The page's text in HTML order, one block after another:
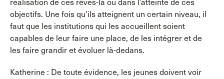
réalisation de ces rêves-là ou dans l’atteinte de ces
objectifs. Une fois qu'ils atteignent un certain niveau, il
faut que les institutions qui les accueillent soient
capables de leur faire une place, de les intégrer et de
les faire grandir et évoluer là-dedans.
Katherine : De toute évidence, les jeunes doivent voir